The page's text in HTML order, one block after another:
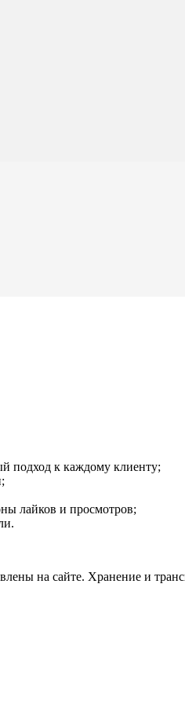
подход к каждому клиенту;
лайков и просмотров;
на сайте. Хранение и